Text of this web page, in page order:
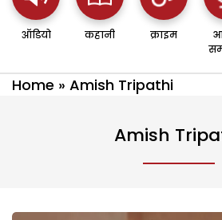
ऑडियो कहानी क्राइम
Home » Amish Tripathi
Amish